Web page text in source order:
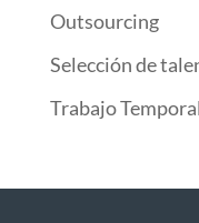
Outsourcing
Selección de
Trabajo Temporal